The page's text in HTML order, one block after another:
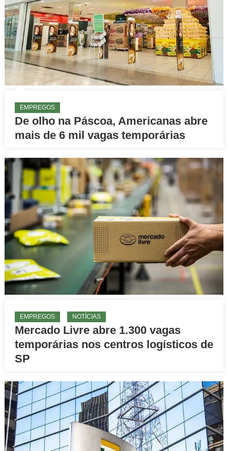
EMPREGOS
De olho na Páscoa, Americanas abre
mais de 6 mil vagas temporárias
EMPREGOS NOTÍCIAS
Mercado Livre abre 1.300 vagas
temporárias nos centros logísticos de
SP